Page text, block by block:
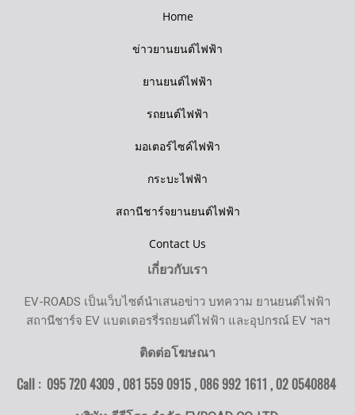
Home
ข่าวยานยนต์ไฟฟ้า
ยานยนต์ไฟฟ้า
รถยนต์ไฟฟ้า
มอเตอร์ไซค์ไฟฟ้า
กระบะไฟฟ้า
สถานีชาร์จยานยนต์ไฟฟ้า
Contact Us
เกี่ยวกับเรา
EV-ROADS เป็นเว็บไซต์นำเสนอข่าว บทความ ยานยนต์ไฟฟ้า
สถานีชาร์จ EV แบตเตอรรี่รถยนต์ไฟฟ้า และอุปกรณ์ EV ฯลฯ
ติดต่อโฆษณา
Call : 095 720 4309 , 081 559 0915 , 086 992 1611 ,02 0540884